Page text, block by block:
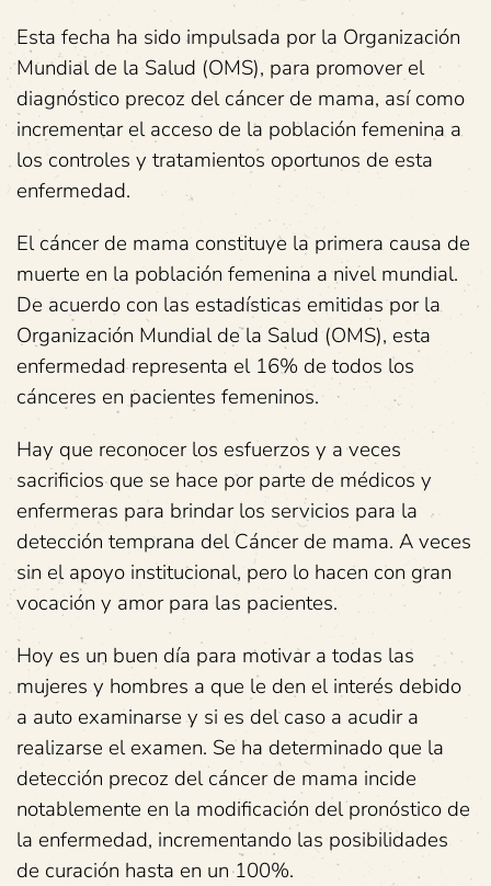
Esta fecha ha sido impulsada por la Organización
Mundial de la Salud (OMS), para promover el
diagnóstico precoz del cáncer de mama, así como
incrementar el acceso de la población femenina a
los controles y tratamientos oportunos de esta
enfermedad.
El cáncer de mama constituye la primera causa de
muerte en la población femenina a nivel mundial.
De acuerdo con las estadísticas emitidas por la
Organización Mundial de la Salud (OMS), esta
enfermedad representa el 16% de todos los
cánceres en pacientes femeninos.
Hay que reconocer los esfuerzos y a veces
sacrificios que se hace por parte de médicos y
enfermeras para brindar los servicios para la
detección temprana del Cáncer de mama. A veces
sin el apoyo institucional, pero lo hacen con gran
vocación y amor para las pacientes.
Hoy es un buen día para motivar a todas las
mujeres y hombres a que le den el interés debido
a auto examinarse y si es del caso a acudir a
realizarse el examen. Se ha determinado que la
detección precoz del cáncer de mama incide
notablemente en la modificación del pronóstico de
la enfermedad, incrementando las posibilidades
de curación hasta en un 100%.